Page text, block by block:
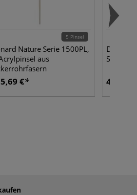
5 Pinsel
Nature Serie 1500PL,
aus
5,69 €
DALER-
4,23 €